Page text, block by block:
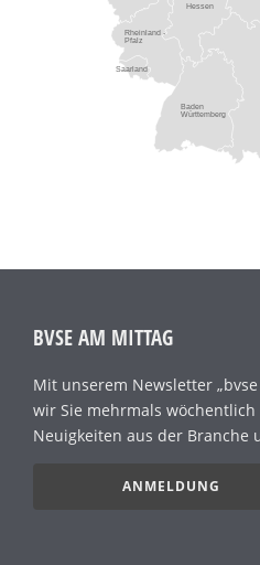
Baden
Württemberg
Hessen
Rheinland -
Pfalz
Saarland
BVSE AM MITTAG
Mit unserem Newsletter
wir Sie mehrmals
Neuigkeiten aus der Branche
ANMELDUNG